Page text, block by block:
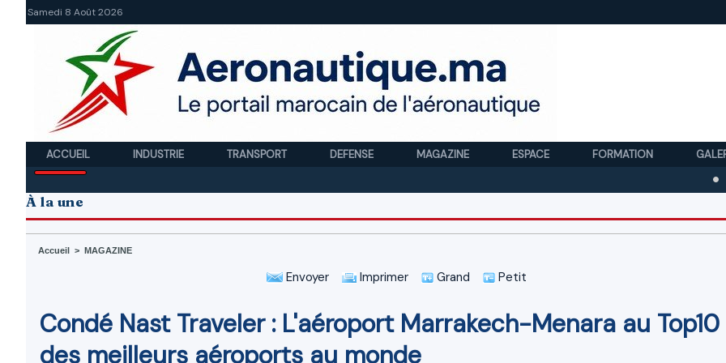
Samedi 8 Août 2026
ACCUEIL INDUSTRIE TRANSPORT DEFENSE MAGAZINE ESPACE FORMATION
Royal
À la une
Accueil > MAGAZINE
Envoyer Imprimer Grand Petit
Condé Nast Traveler : L'aéroport Marrakech-Menara au Top10
des meilleurs aéroports au monde